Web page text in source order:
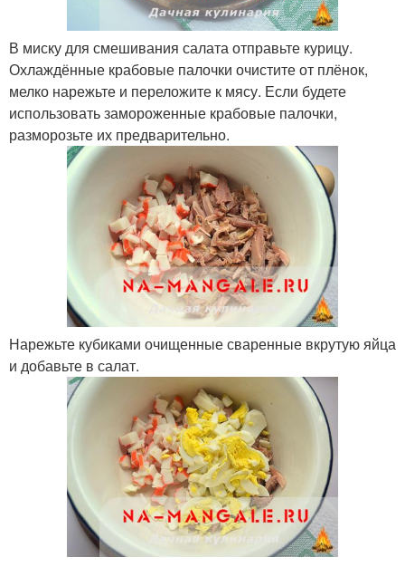
В миску для смешивания салата отправьте курицу.
Охлаждённые крабовые палочки очистите от плёнок,
мелко нарежьте и переложите к мясу. Если будете
использовать замороженные крабовые палочки,
разморозьте их предварительно.
Нарежьте кубиками очищенные сваренные вкрутую яйца
и добавьте в салат.